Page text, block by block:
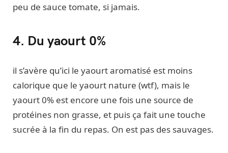
peu de sauce tomate, si jamais.
4. Du yaourt 0%
il s’avère qu’ici le yaourt aromatisé est moins
calorique que le yaourt nature (wtf), mais le
yaourt 0% est encore une fois une source de
protéines non grasse, et puis ça fait une touche
sucrée à la fin du repas. On est pas des sauvages.